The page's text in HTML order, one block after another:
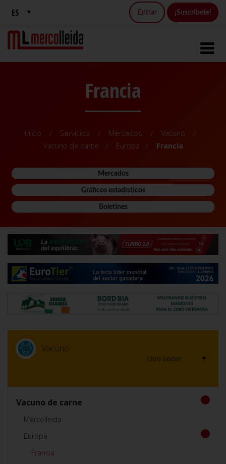
Entrar ¡Suscríbete!
Francia
Inicio Servicios Mercados
Vacuno
Vacuno de carne
Europa Francia
Mercados
Gráficos estadísticos
Boletines
Vacuno
Vacuno de carne
Mercolleida
Europa
Francia